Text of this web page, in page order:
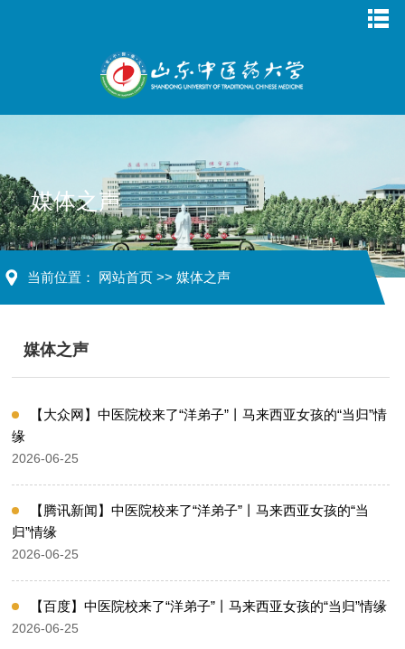
媒体之声
当前位置： 网站首页 >> 媒体之声
媒体之声
【大众网】中医院校来了“洋弟子”丨马来西亚女孩的“当归”情
缘
2026-06-25
【腾讯新闻】中医院校来了“洋弟子”丨马来西亚女孩的“当
归”情缘
2026-06-25
【百度】中医院校来了“洋弟子”丨马来西亚女孩的“当归”情缘
2026-06-25